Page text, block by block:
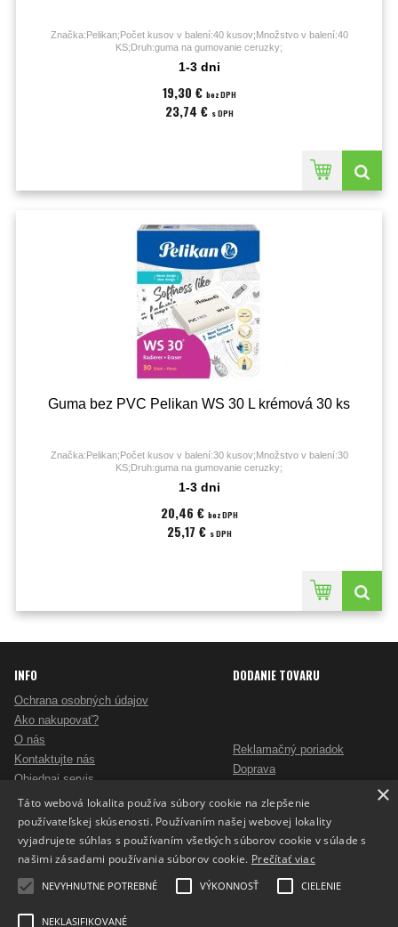
Značka:Pelikan;Počet kusov v balení:40 kusov;Množstvo v balení:40
KS;Druh:guma na gumovanie ceruzky;
1-3 dni
19,30 € bez DPH
23,74 € s DPH
Guma bez PVC Pelikan WS 30 L krémová 30 ks
Značka:Pelikan;Počet kusov v balení:30 kusov;Množstvo v balení:30
KS;Druh:guma na gumovanie ceruzky;
1-3 dni
20,46 € bez DPH
25,17 € s DPH
INFO DODANIE TOVARU
Ochrana osobných údajov
Ako nakupovať?
O nás
Kontaktujte nás
Objednaj servis
Pošlite mi ponuku
Ako vybrať skartovač?
Nezáväzný dopyt na reklamné predmety
Potlač reklamných predmetov
Cookies
Reklamačný poriadok
Doprava
Alternatívne riešenie sporov
Odstúpenie od zmluvy
×
Táto webová lokalita používa súbory cookie na zlepšenie
používateľskej skúsenosti. Používaním našej webovej lokality
vyjadrujete súhlas s používaním všetkých súborov cookie v súlade s
našimi zásadami používania súborov cookie. Prečítať viac
NEVYHNUTNE POTREBNÉ VÝKONNOSŤ CIELENIE
NEKLASIFIKOVANÉ